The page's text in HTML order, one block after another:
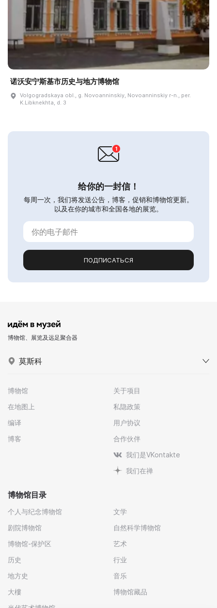
诺沃安宁斯基市历史与地方博物馆
Volgogradskaya obl., g. Novoanninskiy, Novoanninskiy r-n., per.
K.Libknekhta, d. 3
给你的一封信！
每周一次，我们将发送公告，博客，促销和博物馆更新。
以及在你的城市和全国各地的展览。
ПОДПИСАТЬСЯ
博物馆、展览及远足聚合器
莫斯科
博物馆
在地图上
编译
博客
关于项目
私隐政策
用户协议
合作伙伴
我们是VKontakte
我们在禅
博物馆目录
个人与纪念博物馆
剧院博物馆
博物馆-保护区
历史
地方史
大樓
文学
自然科学博物馆
艺术
行业
音乐
博物馆藏品